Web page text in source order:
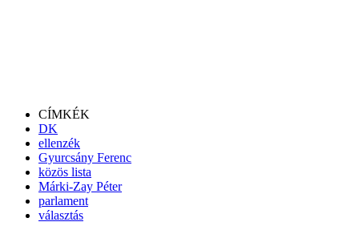
CÍMKÉK
DK
ellenzék
Gyurcsány Ferenc
közös lista
Márki-Zay Péter
parlament
választás